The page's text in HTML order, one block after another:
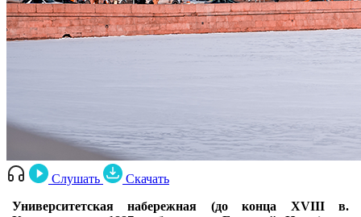
Слушать
Скачать
Университетская набережная (до конца XVIII в.